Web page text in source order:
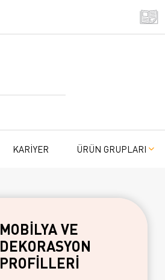
KARİYER ÜRÜN GRUPLARI
MOBİLYA VE
DEKORASYON
PROFİLLERİ